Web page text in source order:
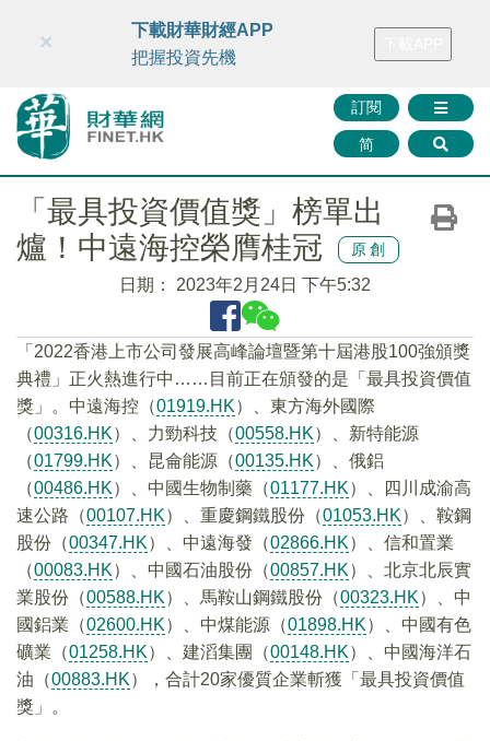
財華智庫網 FINTV FINMETA 財華證券 媒體矩陣
訂閱
简
×
下載財華財經APP
把握投資先機
「最具投資價值獎」榜單出
爐！中遠海控榮膺桂冠
原創
日期： 2023年2月24日 下午5:32
「2022香港上市公司發展高峰論壇暨第十屆港股100強頒獎
典禮」正火熱進行中……目前正在頒發的是「最具投資價值
獎」。中遠海控（01919.HK）、東方海外國際
（00316.HK）、力勁科技（00558.HK）、新特能源
（01799.HK）、昆侖能源（00135.HK）、俄鋁
（00486.HK）、中國生物制藥（01177.HK）、四川成渝高
速公路（00107.HK）、重慶鋼鐵股份（01053.HK）、鞍鋼
股份（00347.HK）、中遠海發（02866.HK）、信和置業
（00083.HK）、中國石油股份（00857.HK）、北京北辰實
業股份（00588.HK）、馬鞍山鋼鐵股份（00323.HK）、中
國鋁業（02600.HK）、中煤能源（01898.HK）、中國有色
礦業（01258.HK）、建滔集團（00148.HK）、中國海洋石
油（00883.HK），合計20家優質企業斬獲「最具投資價值
獎」。